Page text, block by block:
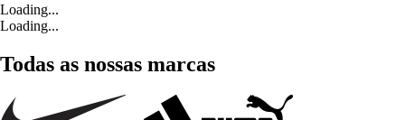
Loading...
Loading...
Todas as nossas marcas